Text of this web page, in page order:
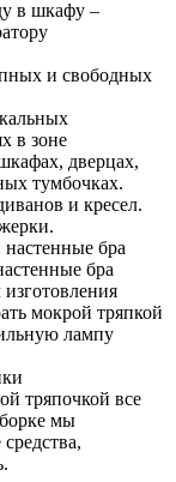
в шкафу –
и свободных
в зоне
дверцах,
тумбочках.
и кресел.
бра
бра
мокрой тряпкой
лампу
тряпочкой все
мы